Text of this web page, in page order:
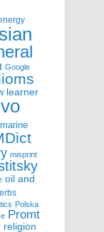
Google
learner
marine
misprint
oil and
Polska
Promt
religion